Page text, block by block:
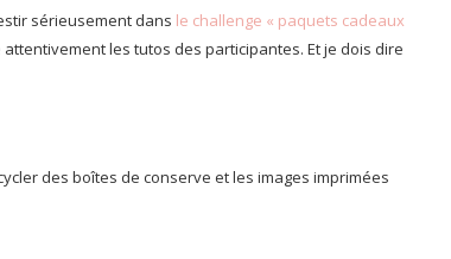
sérieusement dans le challenge « paquets cadeaux
les tutos des participantes. Et je dois dire
des boîtes de conserve et les images imprimées